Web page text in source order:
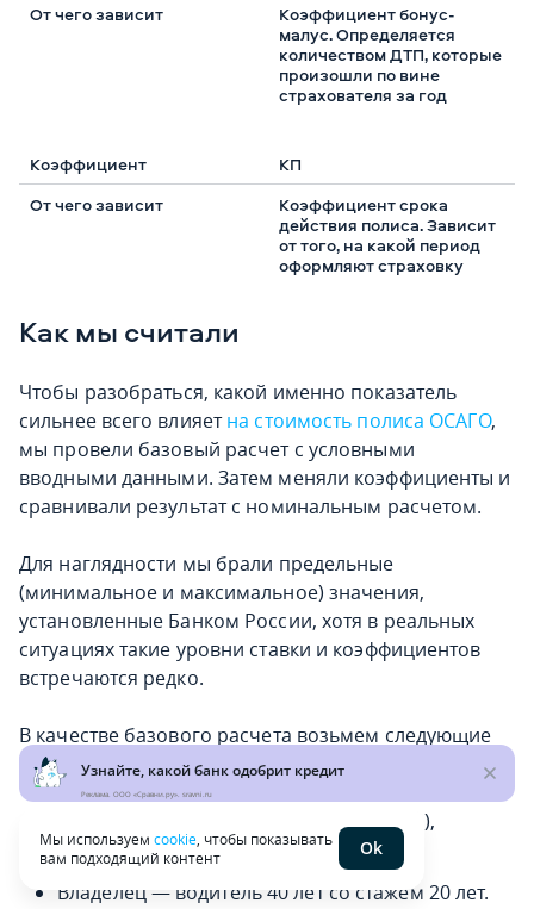
Коэффициент бонус-
малус. Определяется
количеством ДТП, которые
произошли по вине
страхователя за год
КП
Коэффициент срока
действия полиса. Зависит
от того, на какой период
оформляют страховку
Как мы считали
Чтобы разобраться, какой именно показатель
сильнее всего влияетна стоимость полиса ОСАГО,
мы провели базовый расчет с условными
вводными данными. Затем меняли коэффициенты и
сравнивали результат с номинальным расчетом.
Для наглядности мы брали предельные
(минимальное и максимальное) значения,
установленные Банком России, хотя в реальных
ситуациях такие уровни ставки и коэффициентов
встречаются редко.
В качестве базового расчета возьмем следующие
параметры:
Кроссовер Tenet T4L (1,5 литра,147 л. с.),
зарегистрированный в Волгограде.
Владелец — водитель 40 лет со стажем 20 лет.
Реклама. ООО «Сравни.ру». sravni.ru
Мы используем cookie , чтобы показывать
вам подходящий контент
Ok